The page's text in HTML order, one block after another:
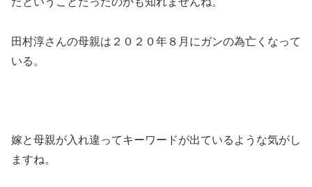
田村淳さんの母親は２０２０年８月にガンの為亡くなって
いる。
嫁と母親が入れ違ってキーワードが出ているような気がし
ますね。